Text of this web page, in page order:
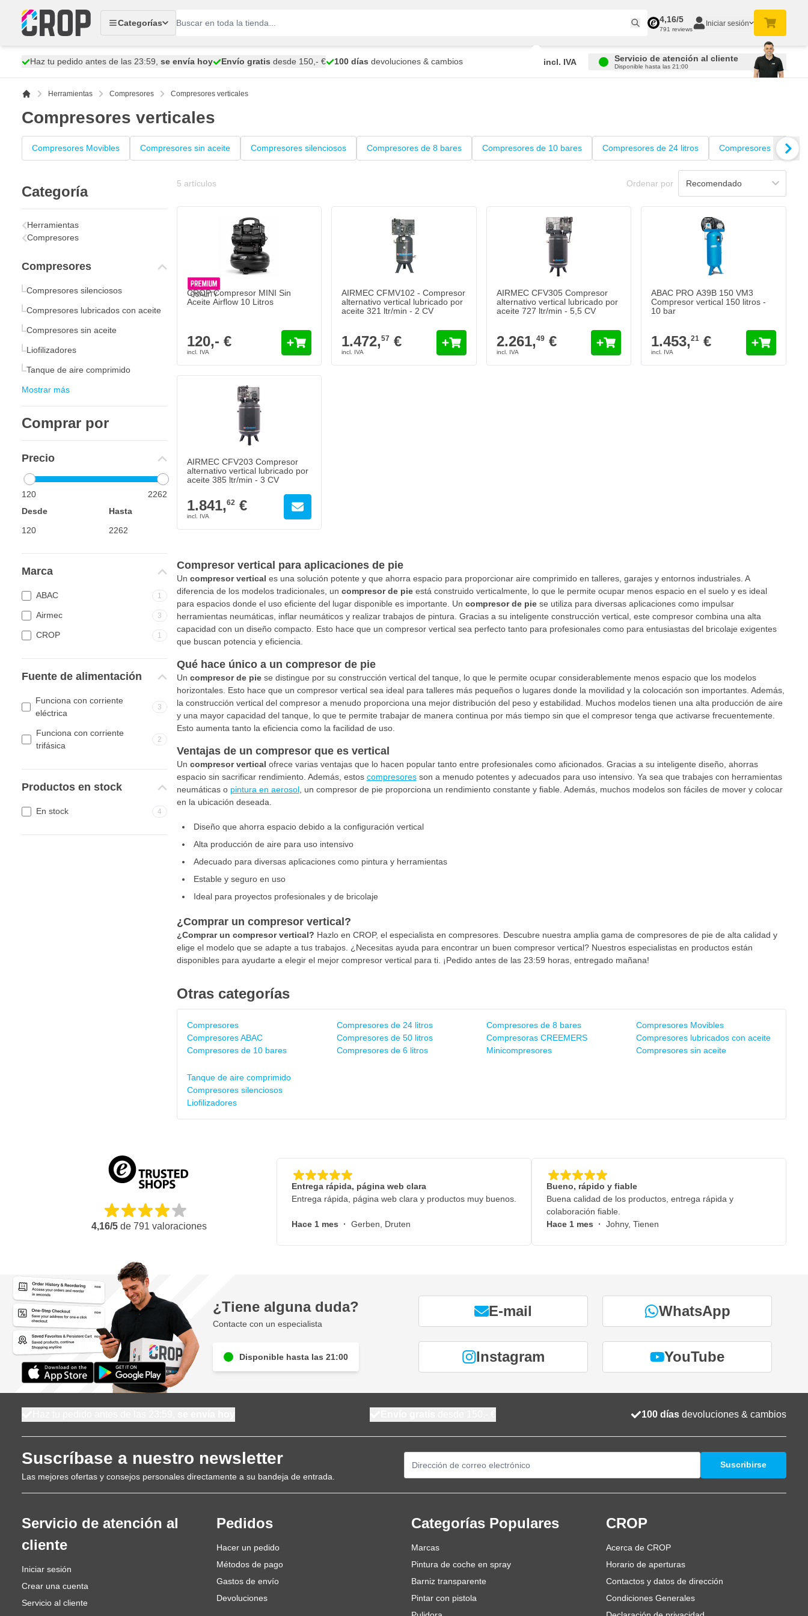
Categorías
4,16/5
791 reviews
Iniciar sesión
Haz tu pedido antes de las 23:59, se envía hoy Envío gratis desde 150,- € 100 días devoluciones & cambios incl. IVA Servicio de atención al cliente
Disponible hasta las 21:00
Herramientas Compresores Compresores verticales
Compresores verticales
Compresores Movibles Compresores sin aceite Compresores silenciosos Compresores de 8 bares Compresores de 10 bares Compresores de 24 litros Compresores de 50
Categoría
Herramientas
Compresores
Compresores
Compresores silenciosos
Compresores lubricados con aceite
Compresores sin aceite
Liofilizadores
Tanque de aire comprimido
Mostrar más
Comprar por
Precio
120
2262
Desde
Hasta
Marca
ABAC 1
Airmec 3
CROP 1
Fuente de alimentación
Funciona con corriente
eléctrica
3
Funciona con corriente
trifásica
2
Productos en stock
En stock 4
5 artículos Ordenar por
CROP Compresor MINI Sin
Aceite Airflow 10 Litros
120,- €
AIRMEC CFMV102 - Compresor
alternativo vertical lubricado por
aceite 321 ltr/min - 2 CV
1.472,57 €
AIRMEC CFV305 Compresor
alternativo vertical lubricado por
aceite 727 ltr/min - 5,5 CV
2.261,49€
ABAC PRO A39B 150 VM3
Compresor vertical 150 litros -
10 bar
1.453,21 €
AIRMEC CFV203 Compresor
alternativo vertical lubricado por
aceite 385 ltr/min - 3 CV
1.841,62€
Compresor vertical para aplicaciones de pie
Un compresor vertical es una solución potente y que ahorra espacio para proporcionar aire comprimido en talleres, garajes y entornos industriales. A
diferencia de los modelos tradicionales, un compresor de pieestá construido verticalmente, lo que le permite ocupar menos espacio en el suelo y es ideal
para espacios donde el uso eficiente del lugar disponible es importante. Un compresor de piese utiliza para diversas aplicaciones como impulsar
herramientas neumáticas, inflar neumáticos y realizar trabajos de pintura. Gracias a su inteligente construcción vertical, este compresor combina una alta
capacidad con un diseño compacto. Esto hace que un compresor vertical sea perfecto tanto para profesionales como para entusiastas del bricolaje exigentes
que buscan potencia y eficiencia.
Qué hace único a un compresor de pie
Un compresor de piese distingue por su construcción vertical del tanque, lo que le permite ocupar considerablemente menos espacio que los modelos
horizontales. Esto hace que un compresor vertical sea ideal para talleres más pequeños o lugares donde la movilidad y la colocación son importantes. Además,
la construcción vertical del compresor a menudo proporciona una mejor distribución del peso y estabilidad. Muchos modelos tienen una alta producción de aire
y una mayor capacidad del tanque, lo que te permite trabajar de manera continua por más tiempo sin que el compresor tenga que activarse frecuentemente.
Esto aumenta tanto la eficiencia como la facilidad de uso.
Ventajas de un compresor que es vertical
Un compresor vertical ofrece varias ventajas que lo hacen popular tanto entre profesionales como aficionados. Gracias a su inteligente diseño, ahorras
espacio sin sacrificar rendimiento. Además, estos compresoresson a menudo potentes y adecuados para uso intensivo. Ya sea que trabajes con herramientas
neumáticas o pintura en aerosol, un compresor de pie proporciona un rendimiento constante y fiable. Además, muchos modelos son fáciles de mover y colocar
en la ubicación deseada.
Diseño que ahorra espacio debido a la configuración vertical
Alta producción de aire para uso intensivo
Adecuado para diversas aplicaciones como pintura y herramientas
Estable y seguro en uso
Ideal para proyectos profesionales y de bricolaje
¿Comprar un compresor vertical?
¿Comprar un compresor vertical? Hazlo en CROP, el especialista en compresores. Descubre nuestra amplia gama de compresores de pie de alta calidad y
elige el modelo que se adapte a tus trabajos. ¿Necesitas ayuda para encontrar un buen compresor vertical? Nuestros especialistas en productos están
disponibles para ayudarte a elegir el mejor compresor vertical para ti. ¡Pedido antes de las 23:59 horas, entregado mañana!
Otras categorías
Compresores
Compresores ABAC
Compresores de 10 bares
Compresores de 24 litros
Compresores de 50 litros
Compresores de 6 litros
Compresores de 8 bares
Compresoras CREEMERS
Minicompresores
Compresores Movibles
Compresores lubricados con aceite
Compresores sin aceite
Tanque de aire comprimido
Compresores silenciosos
Liofilizadores
4,16/5 de 791 valoraciones
Entrega rápida, página web clara
Entrega rápida, página web clara y productos muy buenos.
Hace 1 mes · Gerben, Druten
Bueno, rápido y fiable
Buena calidad de los productos, entrega rápida y
colaboración fiable.
Hace 1 mes · Johny, Tienen
¿Tiene alguna duda?
Contacte con un especialista
Disponible hasta las 21:00
E-mail WhatsApp
Instagram YouTube
100 días devoluciones & cambios
Suscríbase a nuestro newsletter
Las mejores ofertas y consejos personales directamente a su bandeja de entrada.
Suscribirse
Servicio de atención al
cliente
Iniciar sesión
Crear una cuenta
Servicio al cliente
Pedidos
Hacer un pedido
Métodos de pago
Gastos de envío
Devoluciones
Categorías Populares
Marcas
Pintura de coche en spray
Barniz transparente
Pintar con pistola
CROP
Acerca de CROP
Horario de aperturas
Contactos y datos de dirección
Condiciones Generales